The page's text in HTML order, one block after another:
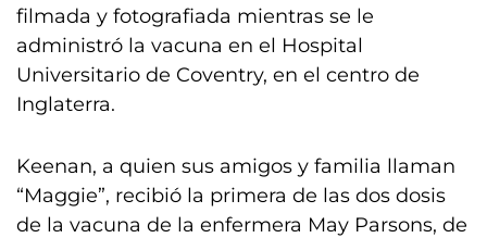
filmada y fotografiada mientras se le
administró la vacuna en el Hospital
Universitario de Coventry, en el centro de
Inglaterra.
Keenan, a quien sus amigos y familia llaman
“Maggie”, recibió la primera de las dos dosis
de la vacuna de la enfermera May Parsons, de